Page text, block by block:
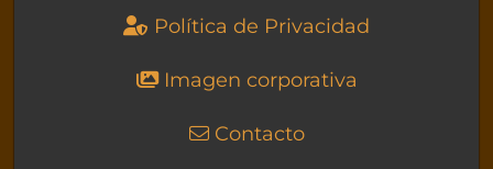
Política de Privacidad
Imagen corporativa
Contacto